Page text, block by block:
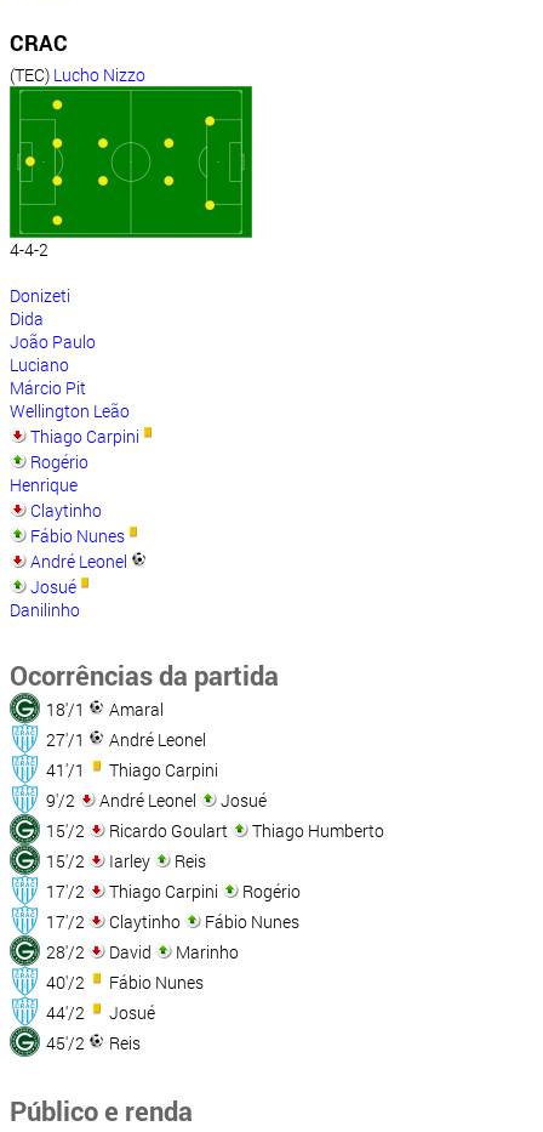
CRAC
(TEC) Lucho Nizzo
4-4-2
Donizeti
Dida
João Paulo
Luciano
Márcio Pit
Wellington Leão
Thiago Carpini
Rogério
Henrique
Claytinho
Fábio Nunes
André Leonel
Josué
Danilinho
Ocorrências da partida
18'/1
Amaral
27'/1
André Leonel
41'/1
Thiago Carpini
9'/2
André Leonel
Josué
15'/2
Ricardo Goulart
Thiago Humberto
15'/2
Iarley
Reis
17'/2
Thiago Carpini
Rogério
17'/2
Claytinho
Fábio Nunes
28'/2
David
Marinho
40'/2
Fábio Nunes
44'/2
Josué
45'/2
Reis
Público e renda